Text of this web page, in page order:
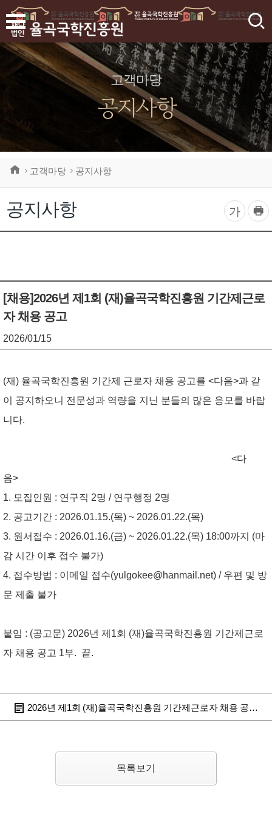
검
고객마당
공지사항
공지사항
고객마당 공지사항
글
자
조
가
프
린
트
[채용]2026년 제1회 (재)율곡국학진흥원 기간제근로
자 채용 공고
2026/01/15
(재) 율곡국학진흥원 기간제 근로자 채용 공고를 <다음>과 같
이 공지하오니 전문성과 역량을 지닌 분들의 많은 응모를 바랍
니다.
<다
음>
1. 모집인원 : 연구직 2명 / 연구행정 2명
2. 공고기간 : 2026.01.15.(목) ~ 2026.01.22.(목)
3. 원서접수 : 2026.01.16.(금) ~ 2026.01.22.(목) 18:00까지 (마
감 시간 이후 접수 불가)
4. 접수방법 : 이메일 접수(yulgokee@hanmail.net) / 우편 및 방
문 제출 불가
붙임 : (공고문) 2026년 제1회 (재)율곡국학진흥원 기간제근로
자 채용 공고 1부. 끝.
2026년 제1회 (재)율곡국학진흥원 기간제근로자 채용 공고
목록보기